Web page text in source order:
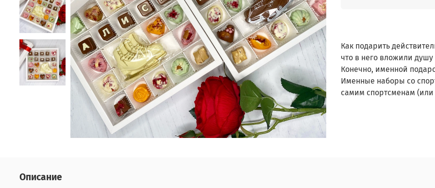
Как подарить
что в него вложили душу
Конечно, именной
Именные наборы со
самим спортсменам
Описание